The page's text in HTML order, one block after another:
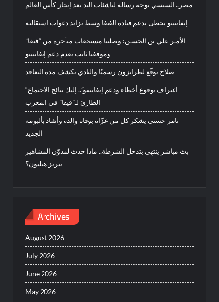
مصر.. السيسي يوجه رسالة لناشئات اليد بعد إنجاز كأس العالم
إنفانتينو يحظى بدعم قيادة الفيفا وسط تزايد دعوات استقالته
الأمير علي بن الحسين: وصلتنا مستحقات متأخرة من “فيفا”
وموقفنا ثابت بعدم دعم إنفانتينو
صلاح يوقّع لطرابزون رسميًا والنادي يكشف مدة التعاقد
“اعتراف بوقوع أخطاء ودعم إنفانتينو”.. إليك نتائج الاجتماع
الطارئ لـ”فيفا” في المغرب
تامر حسني يشكر كل من عزّاه بوفاة والده وأشاد بألبومه
الجديد
بث مباشر ينتهي بتدخل الشرطة.. ماذا حدث لمدوّن المشاهير
بيريز هيلتون؟
Archives
August 2026
July 2026
June 2026
May 2026